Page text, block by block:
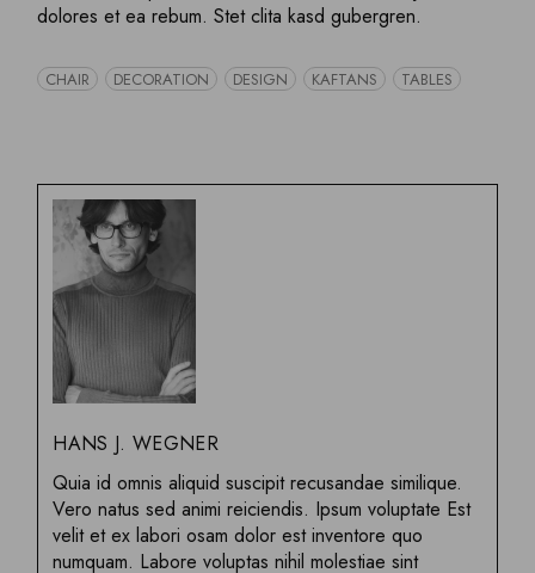
dolores et ea rebum. Stet clita kasd gubergren.
CHAIR DECORATION DESIGN KAFTANS TABLES
HANS J. WEGNER
Quia id omnis aliquid suscipit recusandae similique.
Vero natus sed animi reiciendis. Ipsum voluptate Est
velit et ex labori osam dolor est inventore quo
numquam. Labore voluptas nihil molestiae sint